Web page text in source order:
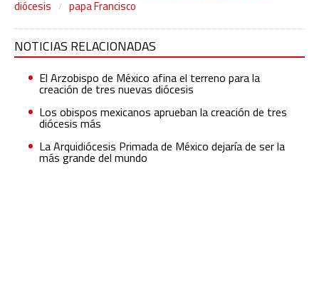
diócesis
papa Francisco
NOTICIAS RELACIONADAS
El Arzobispo de México afina el terreno para la
creación de tres nuevas diócesis
Los obispos mexicanos aprueban la creación de tres
diócesis más
La Arquidiócesis Primada de México dejaría de ser la
más grande del mundo